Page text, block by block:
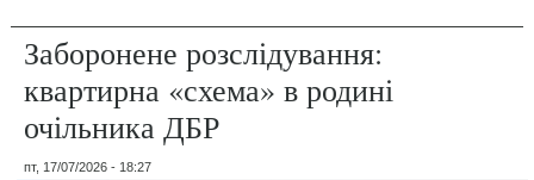
Заборонене розслідування:
квартирна «схема» в родині
очільника ДБР
пт, 17/07/2026 - 18:27